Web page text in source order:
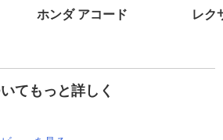
ホンダ アコード レク
てもっと詳しく